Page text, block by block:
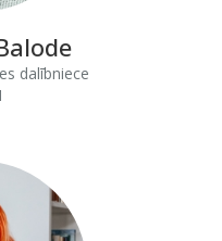
dalībniece